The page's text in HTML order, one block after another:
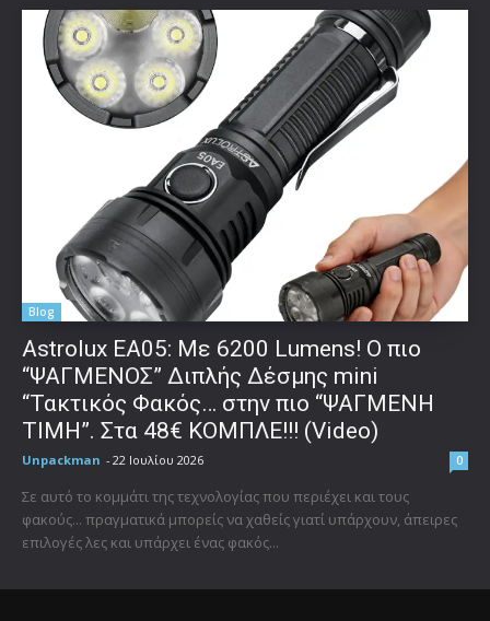
Blog
Astrolux ΕΑ05: Με 6200 Lumens! Ο πιο
“ΨΑΓΜΕΝΟΣ” Διπλής Δέσμης mini
“Τακτικός Φακός… στην πιο “ΨΑΓΜΕΝΗ
ΤΙΜΗ”. Στα 48€ ΚΟΜΠΛΕ!!! (Video)
Unpackman - 22 Ιουλίου 2026 0
Σε αυτό το κομμάτι της τεχνολογίας που περιέχει και τους
φακούς... πραγματικά μπορείς να χαθείς γιατί υπάρχουν, άπειρες
επιλογές λες και υπάρχει ένας φακός...